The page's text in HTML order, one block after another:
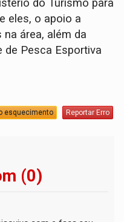
do Turismo para
eles, o apoio a
área, além da
de Pesca Esportiva
esquecimento Reportar Erro
(0)